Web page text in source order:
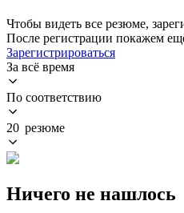
Чтобы видеть все резюме,
После регистрации покажем
Зарегистрироваться
За всё время
По соответствию
20 резюме
Ничего не нашлось